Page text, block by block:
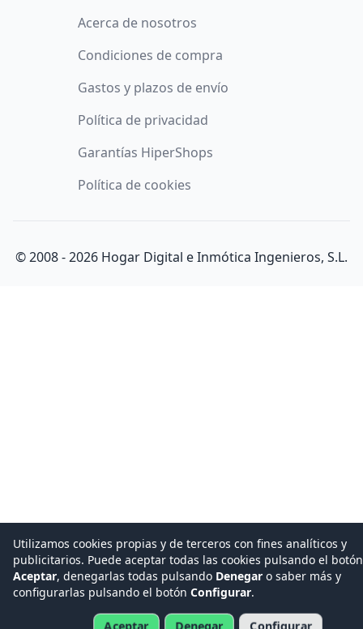
Acerca de nosotros
Condiciones de compra
Gastos y plazos de envío
Política de privacidad
Garantías HiperShops
Política de cookies
© 2008 -2026 Hogar Digital e Inmótica Ingenieros, S.L.
Utilizamos cookies propias y de terceros con fines analíticos y
publicitarios. Puede aceptar todas las cookies pulsando el botón
Aceptar, denegarlas todas pulsando Denegar o saber más y
configurarlas pulsando el botón Configurar.